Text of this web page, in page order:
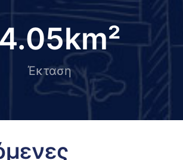
Έκταση
km²